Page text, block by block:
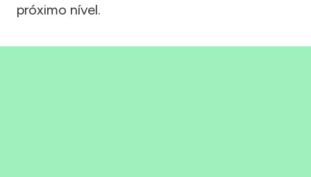
próximo nível.